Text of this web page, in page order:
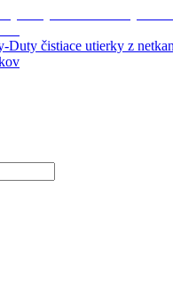
Duty čistiace utierky z